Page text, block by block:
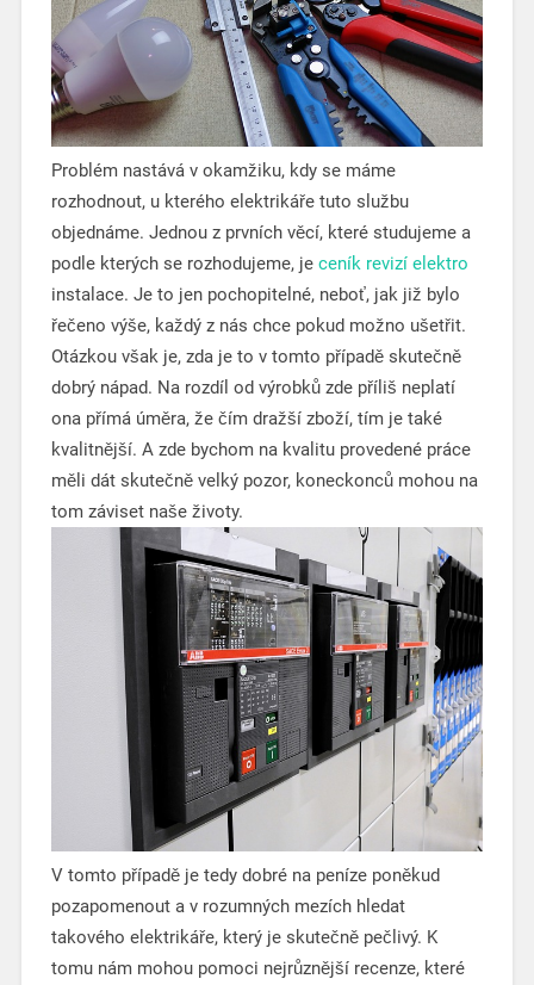
Problém nastává v okamžiku, kdy se máme
rozhodnout, u kterého elektrikáře tuto službu
objednáme. Jednou z prvních věcí, které studujeme a
podle kterých se rozhodujeme, je ceník revizí elektro
instalace. Je to jen pochopitelné, neboť, jak již bylo
řečeno výše, každý z nás chce pokud možno ušetřit.
Otázkou však je, zda je to v tomto případě skutečně
dobrý nápad. Na rozdíl od výrobků zde příliš neplatí
ona přímá úměra, že čím dražší zboží, tím je také
kvalitnější. A zde bychom na kvalitu provedené práce
měli dát skutečně velký pozor, koneckonců mohou na
tom záviset naše životy.
V tomto případě je tedy dobré na peníze poněkud
pozapomenout a v rozumných mezích hledat
takového elektrikáře, který je skutečně pečlivý. K
tomu nám mohou pomoci nejrůznější recenze, které